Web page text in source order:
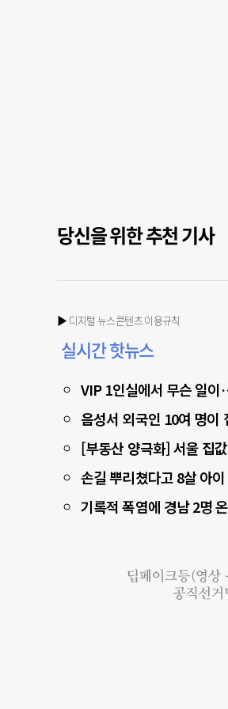
당신을 위한 추천 기사
▶ 디지털 뉴스콘텐츠 이용규칙
실시간 핫뉴스
VIP 1인실에서 무슨 일
음성서 외국인 10여 명이
[부동산 양극화] 서울 집
손길 뿌리쳤다고 8살 아
기록적 폭염에 경남 2명